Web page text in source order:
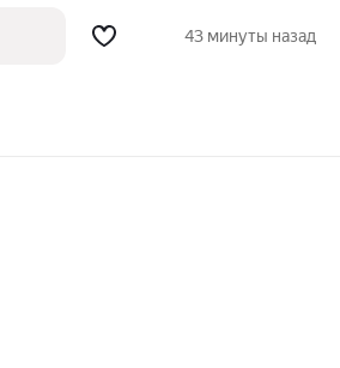
43 минуты назад